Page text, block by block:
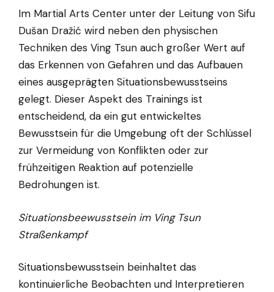
Im Martial Arts Center unter der Leitung von Sifu
Dušan Dražić wird neben den physischen
Techniken des Ving Tsun auch großer Wert auf
das Erkennen von Gefahren und das Aufbauen
eines ausgeprägten Situationsbewusstseins
gelegt. Dieser Aspekt des Trainings ist
entscheidend, da ein gut entwickeltes
Bewusstsein für die Umgebung oft der Schlüssel
zur Vermeidung von Konflikten oder zur
frühzeitigen Reaktion auf potenzielle
Bedrohungen ist.
Situationsbeewusstsein im Ving Tsun
Straßenkampf
Situationsbewusstsein beinhaltet das
kontinuierliche Beobachten und Interpretieren